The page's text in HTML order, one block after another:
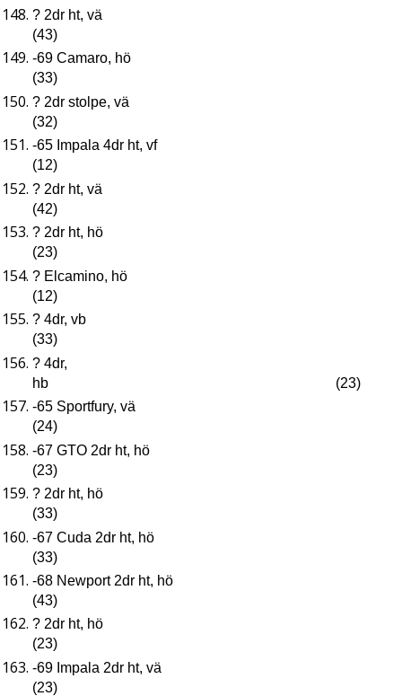
? 2dr ht, vä
(43)
-69 Camaro, hö
(33)
? 2dr stolpe, vä
(32)
-65 Impala 4dr ht, vf
(12)
? 2dr ht, vä
(42)
? 2dr ht, hö
(23)
? Elcamino, hö
(12)
? 4dr, vb
(33)
? 4dr,
hb (23)
-65 Sportfury, vä
(24)
-67 GTO 2dr ht, hö
(23)
? 2dr ht, hö
(33)
-67 Cuda 2dr ht, hö
(33)
-68 Newport 2dr ht, hö
(43)
? 2dr ht, hö
(23)
-69 Impala 2dr ht, vä
(23)